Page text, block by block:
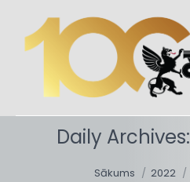
Daily Archives:
Sākums 2022